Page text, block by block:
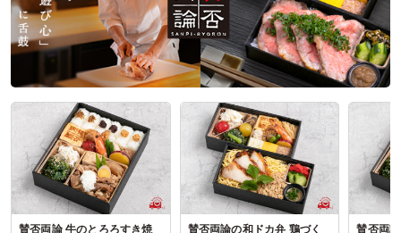
賛否両論 牛のとろろすき焼
賛否両論の和ドカ弁 鶏づく
賛否両